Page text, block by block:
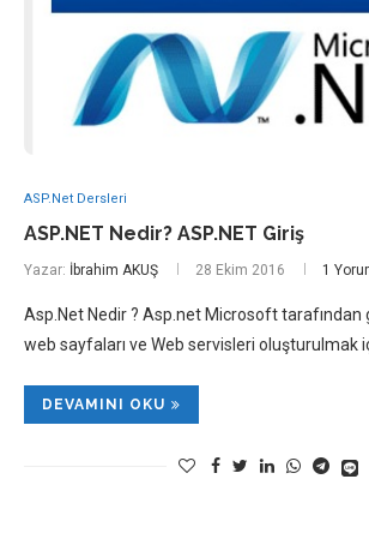
ASP.Net Dersleri
ASP.NET Nedir? ASP.NET Giriş
Yazar: İbrahim AKUŞ 28 Ekim 2016 1
Asp.Net Nedir ? Asp.net Microsoft
web sayfaları ve Web servisleri oluşturulmak
DEVAMINI OKU